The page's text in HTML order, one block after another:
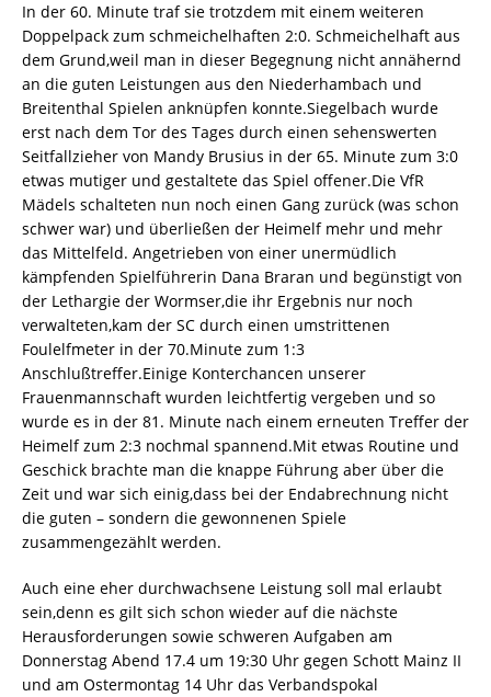
In der 60. Minute traf sie trotzdem mit einem weiteren
Doppelpack zum schmeichelhaften 2:0. Schmeichelhaft aus
dem Grund,weil man in dieser Begegnung nicht annähernd
an die guten Leistungen aus den Niederhambach und
Breitenthal Spielen anknüpfen konnte.Siegelbach wurde
erst nach dem Tor des Tages durch einen sehenswerten
Seitfallzieher von Mandy Brusius in der 65. Minute zum 3:0
etwas mutiger und gestaltete das Spiel offener.Die VfR
Mädels schalteten nun noch einen Gang zurück (was schon
schwer war) und überließen der Heimelf mehr und mehr
das Mittelfeld. Angetrieben von einer unermüdlich
kämpfenden Spielführerin Dana Braran und begünstigt von
der Lethargie der Wormser,die ihr Ergebnis nur noch
verwalteten,kam der SC durch einen umstrittenen
Foulelfmeter in der 70.Minute zum 1:3
Anschlußtreffer.Einige Konterchancen unserer
Frauenmannschaft wurden leichtfertig vergeben und so
wurde es in der 81. Minute nach einem erneuten Treffer der
Heimelf zum 2:3 nochmal spannend.Mit etwas Routine und
Geschick brachte man die knappe Führung aber über die
Zeit und war sich einig,dass bei der Endabrechnung nicht
die guten – sondern die gewonnenen Spiele
zusammengezählt werden.
Auch eine eher durchwachsene Leistung soll mal erlaubt
sein,denn es gilt sich schon wieder auf die nächste
Herausforderungen sowie schweren Aufgaben am
Donnerstag Abend 17.4 um 19:30 Uhr gegen Schott Mainz II
und am Ostermontag 14 Uhr das Verbandspokal